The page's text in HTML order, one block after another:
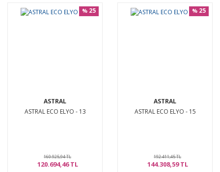
ASTRAL
ASTRAL ECO ELYO - 13
% 25
160.925,94 TL
120.694,46 TL
ASTRAL
ASTRAL ECO ELYO - 15
% 25
192.411,45 TL
144.308,59 TL